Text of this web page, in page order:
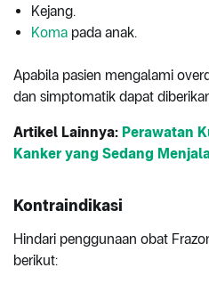
Kejang.
Koma pada anak.
Apabila pasien mengalami
dan simptomatik dapat
Artikel Lainnya: Perawatan
Kanker yang Sedang
Kontraindikasi
Hindari penggunaan obat
berikut: